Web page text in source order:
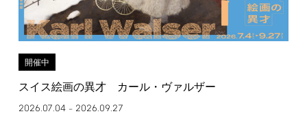
開催中
スイス絵画の異才 カール・ヴァルザー
2026.07.04– 2026.09.27